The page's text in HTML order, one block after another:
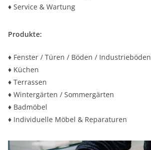
♦ Service & Wartung
Produkte:
♦ Fenster / Türen / Böden / Industrieböden
♦ Küchen
♦ Terrassen
♦ Wintergärten / Sommergärten
♦ Badmöbel
♦ Individuelle Möbel & Reparaturen